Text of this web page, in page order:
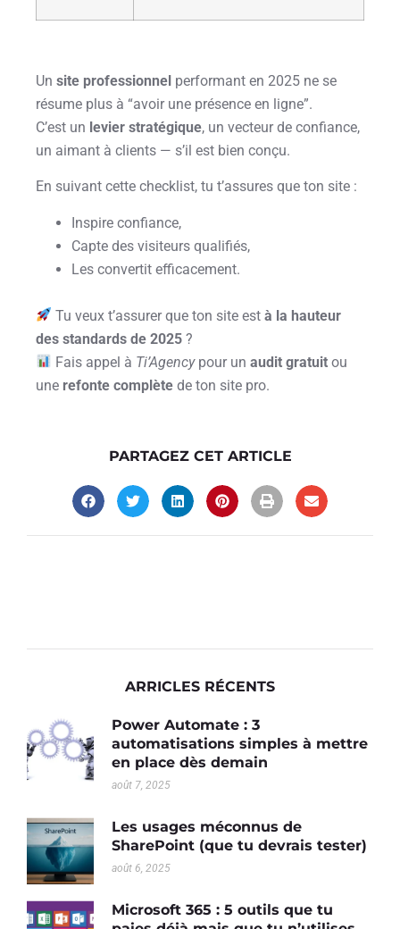
Un site professionnel performant en 2025 ne se
résume plus à “avoir une présence en ligne”.
C’est un levier stratégique, un vecteur de confiance,
un aimant à clients — s’il est bien conçu.
En suivant cette checklist, tu t’assures que ton site :
Inspire confiance,
Capte des visiteurs qualifiés,
Les convertit efficacement.
Tu veux t’assurer que ton site està la hauteur
des standards de 2025 ?
Fais appel à Ti’Agencypour unaudit gratuit ou
une refonte complète de ton site pro.
PARTAGEZ CET ARTICLE
ARRICLES RÉCENTS
Power Automate : 3
automatisations simples à mettre
en place dès demain
août 7, 2025
Les usages méconnus de
SharePoint (que tu devrais tester)
août 6, 2025
Microsoft 365 : 5 outils que tu